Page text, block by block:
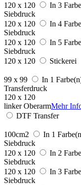
120 x 120
In 3
Siebdruck
120 x 120
In 4
Siebdruck
120 x 120
In 5
Siebdruck
120 x 120
Stickerei
99 x 99
In 1
Transferdruck
120 x 120
linker OberarmMehr
DTF Transfer
100cm2
In 1
Siebdruck
120 x 120
In 2
Siebdruck
120 x 120
In 3
Siebdruck